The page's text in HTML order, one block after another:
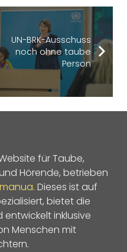
UN-BRK-Ausschuss
noch ohne taube
Person
für Taube,
Hörende, betrieben
manua. Dieses ist auf
bietet die
entwickelt inklusive
Menschen mit